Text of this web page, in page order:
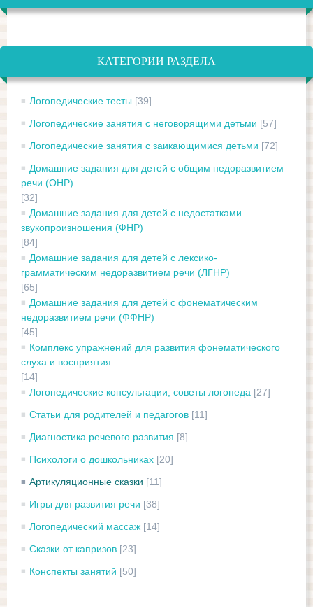
КАТЕГОРИИ РАЗДЕЛА
Логопедические тесты [39]
Логопедические занятия с неговорящими детьми [57]
Логопедические занятия с заикающимися детьми [72]
Домашние задания для детей с общим недоразвитием
речи (ОНР)
[32]
Домашние задания для детей с недостатками
звукопроизношения (ФНР)
[84]
Домашние задания для детей с лексико-
грамматическим недоразвитием речи (ЛГНР)
[65]
Домашние задания для детей с фонематическим
недоразвитием речи (ФФНР)
[45]
Комплекс упражнений для развития фонематического
слуха и восприятия
[14]
Логопедические консультации, советы логопеда [27]
Статьи для родителей и педагогов [11]
Диагностика речевого развития [8]
Психологи о дошкольниках [20]
Артикуляционные сказки [11]
Игры для развития речи [38]
Логопедический массаж [14]
Сказки от капризов [23]
Конспекты занятий [50]